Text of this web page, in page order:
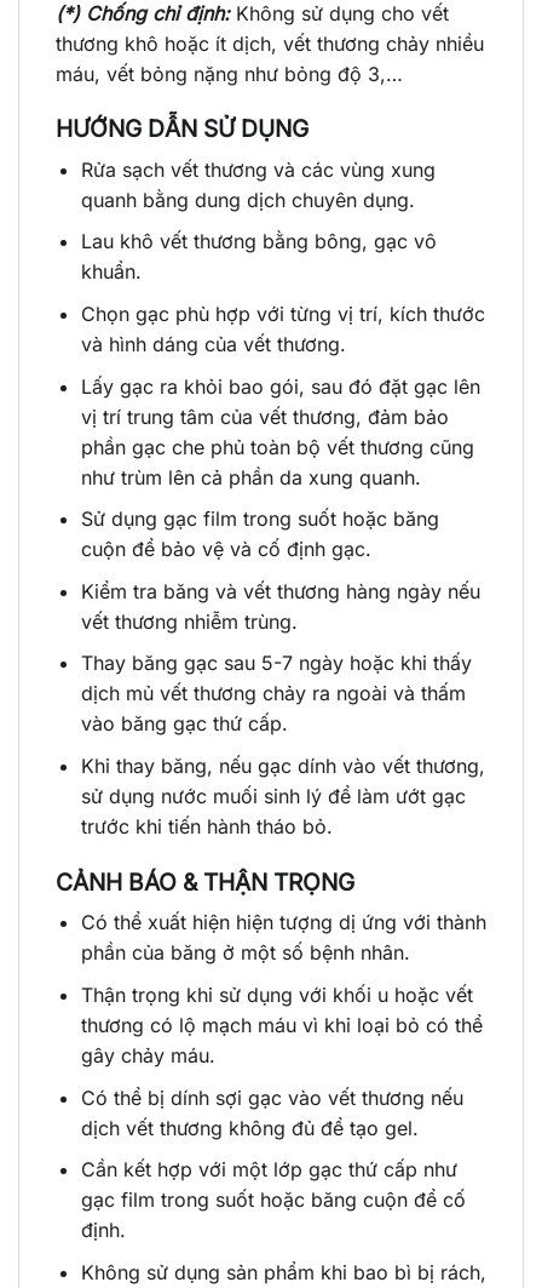
(*) Chống chỉ định:Không sử dụng cho vết
thương khô hoặc ít dịch, vết thương chảy nhiều
máu, vết bỏng nặng như bỏng độ 3,…
HƯỚNG DẪN SỬ DỤNG
Rửa sạch vết thương và các vùng xung
quanh bằng dung dịch chuyên dụng.
Lau khô vết thương bằng bông, gạc vô
khuẩn.
Chọn gạc phù hợp với từng vị trí, kích thước
và hình dáng của vết thương.
Lấy gạc ra khỏi bao gói, sau đó đặt gạc lên
vị trí trung tâm của vết thương, đảm bảo
phần gạc che phủ toàn bộ vết thương cũng
như trùm lên cả phần da xung quanh.
Sử dụng gạc film trong suốt hoặc băng
cuộn để bảo vệ và cố định gạc.
Kiểm tra băng và vết thương hàng ngày nếu
vết thương nhiễm trùng.
Thay băng gạc sau 5-7 ngày hoặc khi thấy
dịch mủ vết thương chảy ra ngoài và thấm
vào băng gạc thứ cấp.
Khi thay băng, nếu gạc dính vào vết thương,
sử dụng nước muối sinh lý để làm ướt gạc
trước khi tiến hành tháo bỏ.
CẢNH BÁO & THẬN TRỌNG
Có thể xuất hiện hiện tượng dị ứng với thành
phần của băng ở một số bệnh nhân.
Thận trọng khi sử dụng với khối u hoặc vết
thương có lộ mạch máu vì khi loại bỏ có thể
gây chảy máu.
Có thể bị dính sợi gạc vào vết thương nếu
dịch vết thương không đủ để tạo gel.
Cần kết hợp với một lớp gạc thứ cấp như
gạc film trong suốt hoặc băng cuộn để cố
định.
Không sử dụng sản phẩm khi bao bì bị rách,